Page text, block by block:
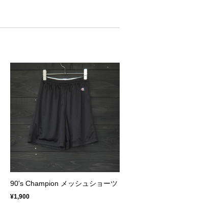
90's Champion メッシュショーツ
¥1,900